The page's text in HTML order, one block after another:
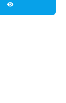
visibility